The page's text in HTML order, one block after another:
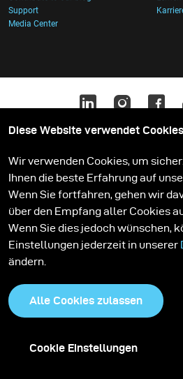
Support
Media Center
Diese Website verwendet Cookies
Wir verwenden Cookies, um
Ihnen die beste Erfahrung auf
Wenn Sie fortfahren, gehen wir
über den Empfang aller Cookies
Wenn Sie dies jedoch wünschen,
Einstellungen jederzeit in unserer
ändern.
Alle Cookies zulassen
Cookie Einstellungen